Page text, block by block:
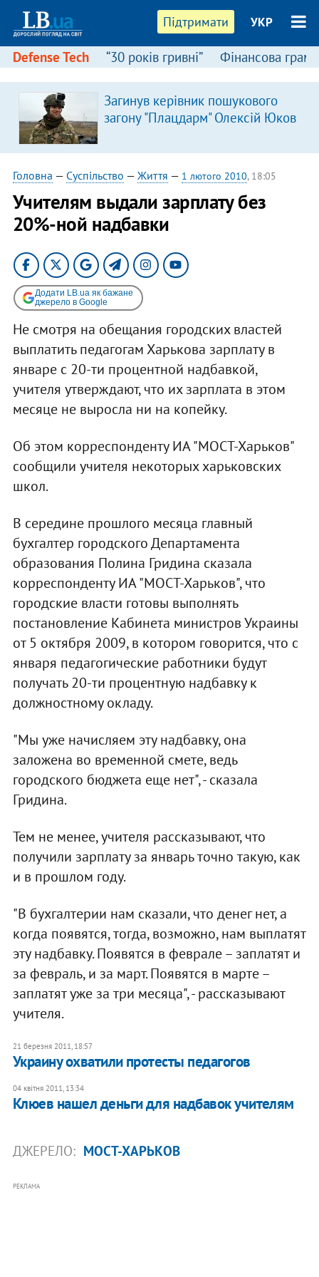
Підтримати УКР
Defense Tech “30 років гривні” Фінансова
Загинув керівник пошукового
загону "Плацдарм" Олексій Юков
Головна — Суспільство — Життя — 1 лютого 2010, 18:05
Учителям выдали зарплату без
20%-ной надбавки
Додати LB.ua як бажане
джерело в Google
Не смотря на обещания городских властей
выплатить педагогам Харькова зарплату в
январе с 20-ти процентной надбавкой,
учителя утверждают, что их зарплата в этом
месяце не выросла ни на копейку.
Об этом корреспонденту ИА "МОСТ-Харьков"
сообщили учителя некоторых харьковских
школ.
В середине прошлого месяца главный
бухгалтер городского Департамента
образования Полина Гридина сказала
корреспонденту ИА "МОСТ-Харьков", что
городские власти готовы выполнять
постановление Кабинета министров Украины
от 5 октября 2009, в котором говорится, что с
января педагогические работники будут
получать 20-ти процентную надбавку к
должностному окладу.
"Мы уже начисляем эту надбавку, она
заложена во временной смете, ведь
городского бюджета еще нет", - сказала
Гридина.
Тем не менее, учителя рассказывают, что
получили зарплату за январь точно такую, как
и в прошлом году.
"В бухгалтерии нам сказали, что денег нет, а
когда появятся, тогда, возможно, нам выплатят
эту надбавку. Появятся в феврале – заплатят и
за февраль, и за март. Появятся в марте –
заплатят уже за три месяца", - рассказывают
учителя.
21 березня 2011, 18:57
Украину охватили протесты педагогов
04 квітня 2011, 13:34
Клюев нашел деньги для надбавок учителям
ДЖЕРЕЛО: МОСТ-ХАРЬКОВ
РЕКЛАМА